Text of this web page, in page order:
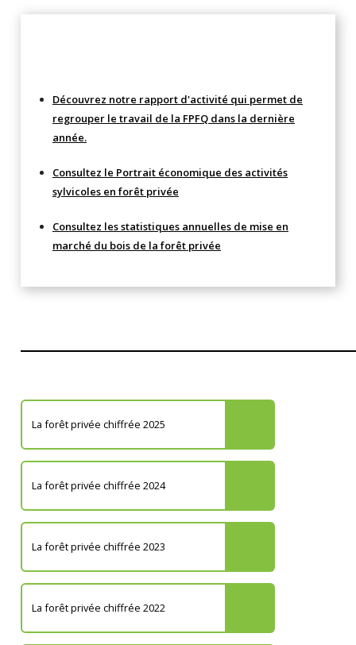
Découvrez notre rapport d'activité qui permet de
regrouper le travail de la FPFQ dans la dernière
année.
Consultez le Portrait économique des activités
sylvicoles en forêt privée
Consultez les statistiques annuelles de mise en
marché du bois de la forêt privée
La forêt privée chiffrée 2025
La forêt privée chiffrée 2024
La forêt privée chiffrée 2023
La forêt privée chiffrée 2022